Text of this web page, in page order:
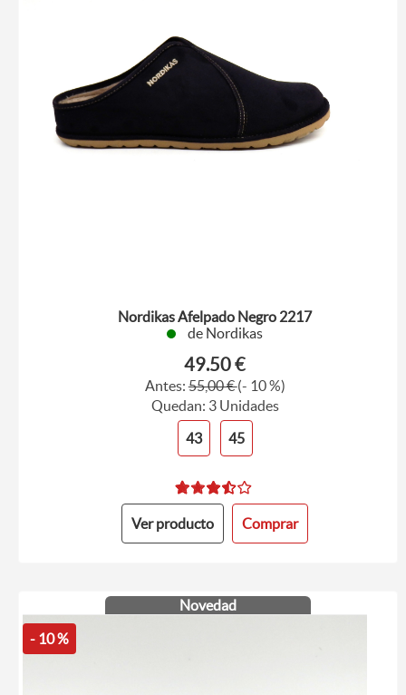
Nordikas Afelpado Negro 2217
de Nordikas
49.50 €
Antes:55,00 €(- 10 %)
Quedan: 3 Unidades
43
45
Ver producto Comprar
Novedad
- 10 %